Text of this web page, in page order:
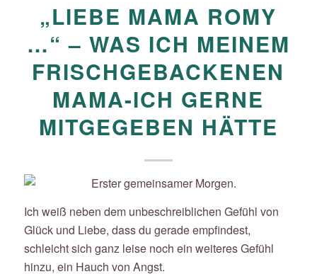
„LIEBE MAMA ROMY
…“ – WAS ICH MEINEM
FRISCHGEBACKENEN
MAMA-ICH GERNE
MITGEGEBEN HÄTTE
Ich weiß neben dem unbeschreiblichen Gefühl von
Glück und Liebe, dass du gerade empfindest,
schleicht sich ganz leise noch ein weiteres Gefühl
hinzu, ein Hauch von Angst.